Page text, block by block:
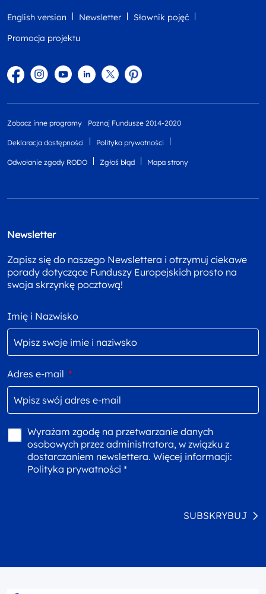
English version Newsletter
Słownik pojęć
Promocja projektu
FacebookInstagram
YouTubeLinkedintwitterPinterest
Zobacz inne programy Poznaj Fundusze 2014-2020
Deklaracja dostępności Polityka prywatności
Odwołanie zgody RODO Zgłoś błąd Mapa strony
Newsletter
Zapisz się do naszego Newslettera i otrzymuj ciekawe
porady dotyczące Funduszy Europejskich prosto na
swoja skrzynkę pocztową!
Imię i Nazwisko
Adres e-mail *
Wyrażam zgodę na przetwarzanie danych
osobowych przez administratora, w związku z
dostarczaniem newslettera. Więcej informacji:
Polityka prywatności *
SUBSKRYBUJ